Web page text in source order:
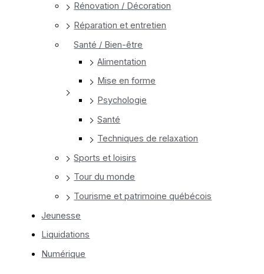
Rénovation / Décoration
Réparation et entretien
Santé / Bien-être
Alimentation
Mise en forme
Psychologie
Santé
Techniques de relaxation
Sports et loisirs
Tour du monde
Tourisme et patrimoine québécois
Jeunesse
Liquidations
Numérique